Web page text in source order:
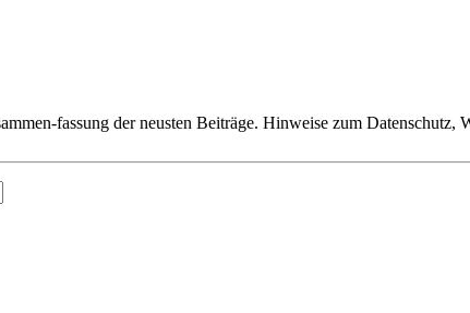
fassung der neusten Beiträge. Hinweise zum